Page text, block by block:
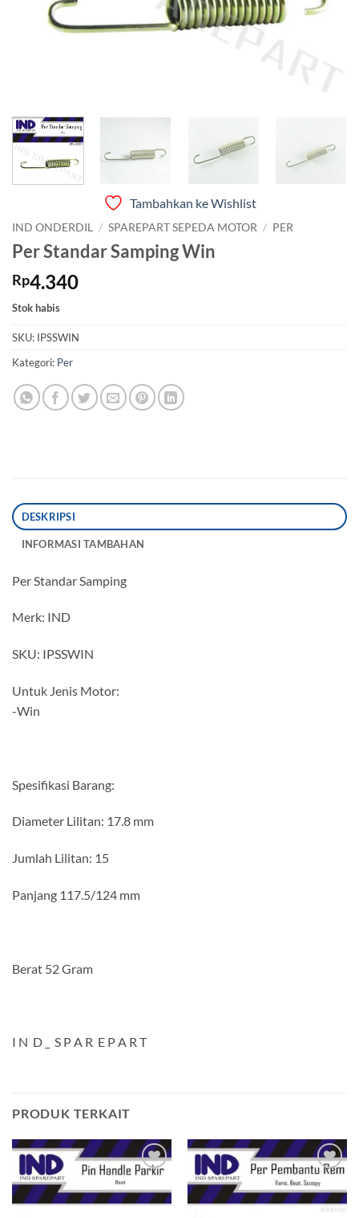
Tambahkan ke Wishlist
IND ONDERDIL / SPAREPART SEPEDA MOTOR / PER
Per Standar Samping Win
Rp4.340
Stok habis
SKU: IPSSWIN
Kategori: Per
DESKRIPSI
INFORMASI TAMBAHAN
Per Standar Samping
Merk: IND
SKU: IPSSWIN
Untuk Jenis Motor:
-Win
Spesifikasi Barang:
Diameter Lilitan: 17.8 mm
Jumlah Lilitan: 15
Panjang 117.5/124 mm
Berat 52 Gram
I N D _ S P A R E P A R T
PRODUK TERKAIT
Tambahkan
ke Wishlist
Tambahkan
ke Wishlist